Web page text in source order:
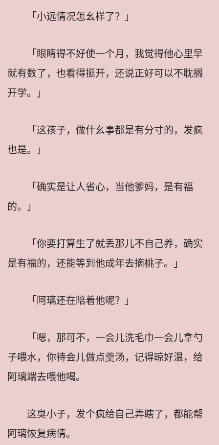
「小远情况怎幺样了？」
「眼睛得不好使一个月，我觉得他心里早
就有数了，也看得挺开，还说正好可以不耽搁
开学。」
「这孩子，做什幺事都是有分寸的，发疯
也是。」
「确实是让人省心，当他爹妈，是有福
的。」
「你要打算生了就丢那儿不自己养，确实
是有福的，还能等到他成年去摘桃子。」
「阿璃还在陪着他呢？」
「嗯，那可不，一会儿洗毛巾一会儿拿勺
子喂水，你待会儿做点羹汤，记得晾好温，给
阿璃端去喂他喝。
这臭小子，发个疯给自己弄瞎了，都能帮
阿璃恢复病情。